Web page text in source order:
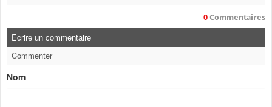
0 Commentaires
Ecrire un commentaire
Commenter
Nom